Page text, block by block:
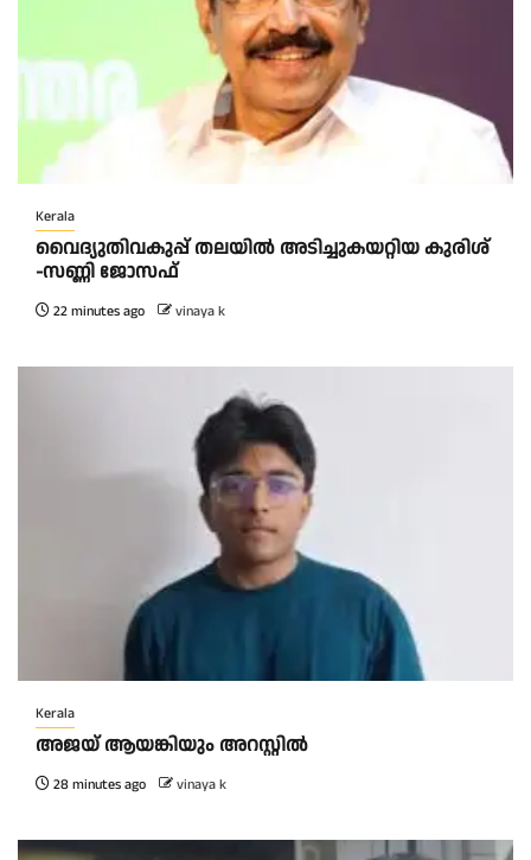
Kerala
വൈദ്യുതിവകുപ്പ് തലയിൽ അടിച്ചുകയറ്റിയ കുരിശ്‌
-സണ്ണി ജോസഫ്‌
22 minutes ago vinaya k
Kerala
അജയ് ആയങ്കിയും അറസ്റ്റിൽ
28 minutes ago vinaya k